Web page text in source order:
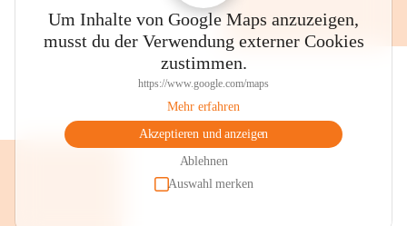
Um Inhalte von Google Maps anzuzeigen,
musst du der Verwendung externer Cookies
zustimmen.
https://www.google.com/maps
Mehr erfahren
Akzeptieren und anzeigen
Ablehnen
Auswahl merken